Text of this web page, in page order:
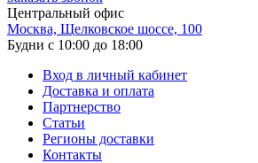
Центральный офис
Москва, Щелковское шоссе, 100
Будни с 10:00 до 18:00
Вход в личный кабинет
Доставка и оплата
Партнерство
Статьи
Регионы доставки
Контакты